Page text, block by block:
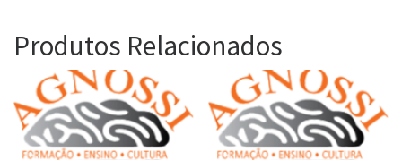
Produtos Relacionados